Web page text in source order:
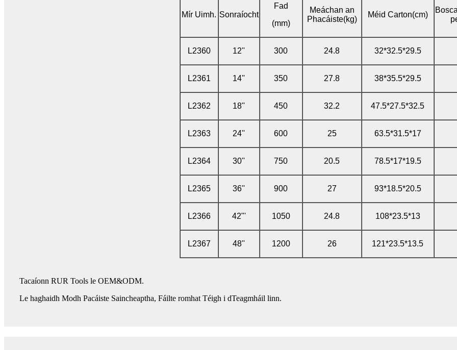
Mír Uimh. Sonraíocht
Fad
(mm)
Meáchan an
Phacáiste(kg)
Méid Carton(cm)
L2360 12'' 300 24.8 32*32.5*29.5
L2361 14'' 350 27.8 38*35.5*29.5
L2362 18'' 450 32.2 47.5*27.5*32.5
L2363 24'' 600 25 63.5*31.5*17
L2364 30'' 750 20.5 78.5*17*19.5
L2365 36'' 900 27 93*18.5*20.5
L2366 42"' 1050 24.8 108*23.5*13
L2367 48'' 1200 26 121*23.5*13.5
Tacaíonn RUR Tools le OEM&ODM.
Le haghaidh Modh Pacáiste Saincheaptha, Fáilte romhat Téigh i dTeagmháil linn.